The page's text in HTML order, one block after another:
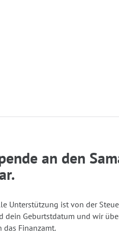
an den
Unterstützung ist von der
dein Geburtstdatum und wir
das Finanzamt.